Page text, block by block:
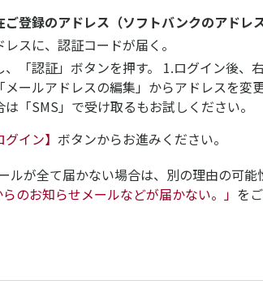
ご登録のアドレス（ソフトバンクのアドレス
スに、認証コードが届く。
、「認証」ボタンを押す。 1.ログイン後
ールアドレスの編集」からアドレスを変
「SMS」で受け取るもお試しください。
イン】 ボタンからお進みください。
ルが全て届かない場合は、別の理由の可能
らのお知らせメールなどが届かない。」 を